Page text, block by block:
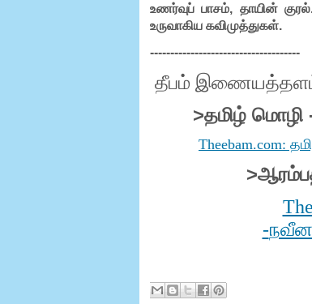
உணர்வுப் பாசம், தாயின்
உருவாகிய கவிமுத்துகள்.
-------------------------------------
தீபம்
>தமிழ் மொழி
Theebam.com:
>
-நவீன